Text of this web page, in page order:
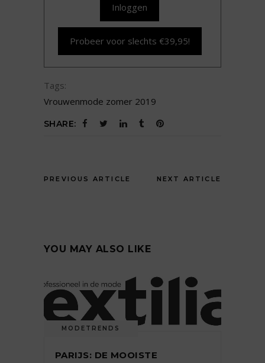
Inloggen
Probeer voor slechts €39,95!
Tags:
Vrouwenmode zomer 2019
SHARE:
PREVIOUS ARTICLE NEXT ARTICLE
YOU MAY ALSO LIKE
MODETRENDS
PARIJS: DE MOOISTE